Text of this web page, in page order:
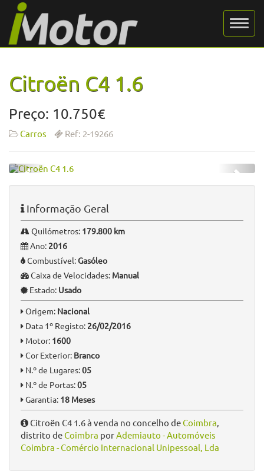
Citroën C4 1.6
Preço: 10.750€
Carros Ref: 2-19266
Informação Geral
Quilómetros: 179.800 km
Ano: 2016
Combustível:Gasóleo
Caixa de Velocidades: Manual
Estado: Usado
Origem: Nacional
Data 1º Registo: 26/02/2016
Motor: 1600
Cor Exterior: Branco
N.º de Lugares:05
N.º de Portas:05
Garantia: 18 Meses
Citroën C4 1.6 à venda no concelho deCoimbra,
distrito deCoimbra porAdemiauto - Automóveis
Coimbra - Comércio Internacional Unipessoal, Lda